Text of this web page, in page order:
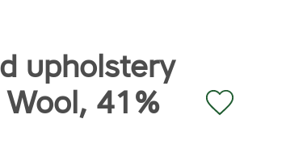
upholstery
41%